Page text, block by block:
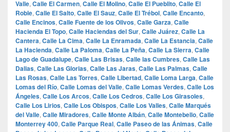
Valle, Calle El Carmen, Calle El Molino, Calle El Pueblito, Calle El
Roble, Calle El Salto, Calle El Sauz, Calle El Trébol, Calle Encanto,
Calle Encinos, Calle Fuente de los Olivos, Calle Garza, Calle
Hacienda El Topo, Calle Haciendas del Sur, Calle Juárez, Calle La
Cantera, Calle La Cima, Calle La Enramada, Calle La Estancia, Calle
La Hacienda, Calle La Paloma, Calle La Peña, Calle La Sierra, Calle
Lago de Guadalupe, Calle Las Brisas, Calle las Cumbres, Calle Las
Dalias, Calle Las Glorias, Calle Las Jaras, Calle Las Palmas, Calle
Las Rosas, Calle Las Torres, Calle Libertad, Calle Loma Larga, Calle
Lomas del Río, Calle Lomas del Valle, Calle Lomas Verdes, Calle Los
Ángeles, Calle Los Arcos, Calle Los Cedros, Calle Los Girasoles,
Calle Los Lirios, Calle Los Obispos, Calle Los Valles, Calle Marqués
del Valle, Calle Miradores, Calle Monte Albán, Calle Montebello, Calle
Monterrey 400, Calle Parque Real, Calle Paseo de las Ánimas, Calle